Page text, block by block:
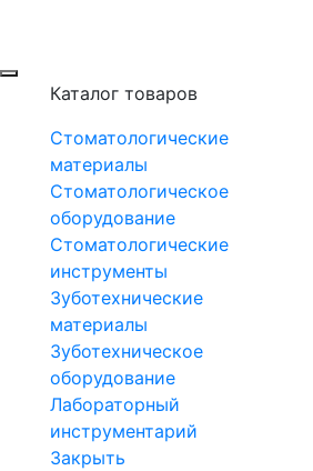
Каталог товаров
Стоматологические
материалы
Стоматологическое
оборудование
Стоматологические
инструменты
Зуботехнические
материалы
Зуботехническое
оборудование
Лабораторный
инструментарий
Закрыть